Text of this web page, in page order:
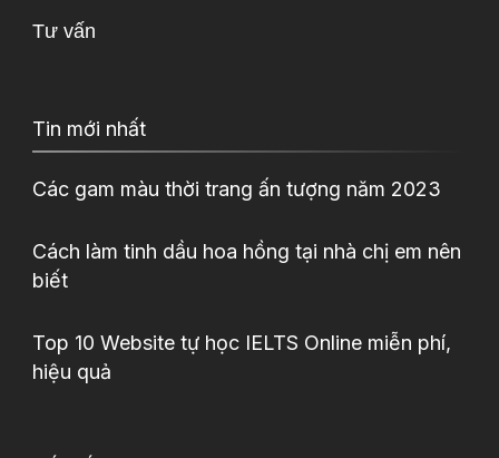
Tư vấn
Tin mới nhất
Các gam màu thời trang ấn tượng năm 2023
Cách làm tinh dầu hoa hồng tại nhà chị em nên
biết
Top 10 Website tự học IELTS Online miễn phí,
hiệu quả